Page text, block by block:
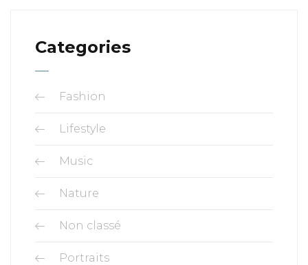
Categories
Fashion
Lifestyle
Music
Nature
Non classé
Portraits